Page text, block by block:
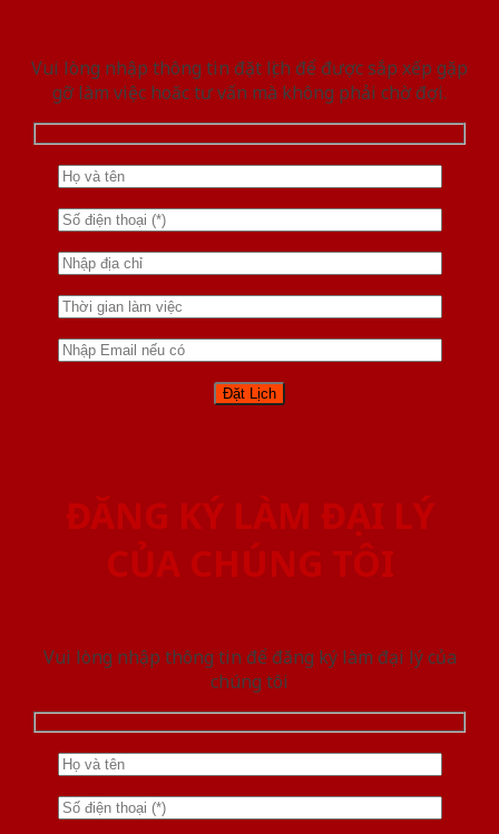
Vui lòng nhập thông tin đặt lịch để được sắp xếp gặp
gỡ làm việc hoăc tư vấn mà không phải chờ đợi.
ĐĂNG KÝ LÀM ĐẠI LÝ
CỦA CHÚNG TÔI
Vui lòng nhập thông tin để đăng ký làm đại lý của
chúng tôi